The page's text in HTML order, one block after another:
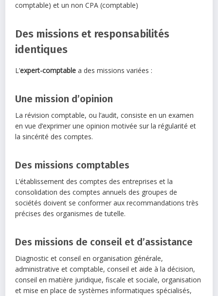
comptable) et un non CPA (comptable)
Des missions et responsabilités
identiques
L’expert-comptable a des missions variées :
Une mission d’opinion
La révision comptable, ou l’audit, consiste en un examen
en vue d’exprimer une opinion motivée sur la régularité et
la sincérité des comptes.
Des missions comptables
L’établissement des comptes des entreprises et la
consolidation des comptes annuels des groupes de
sociétés doivent se conformer aux recommandations très
précises des organismes de tutelle.
Des missions de conseil et d’assistance
Diagnostic et conseil en organisation générale,
administrative et comptable, conseil et aide à la décision,
conseil en matière juridique, fiscale et sociale, organisation
et mise en place de systèmes informatiques spécialisés,